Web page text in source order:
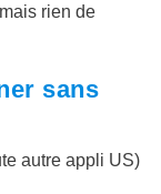
rien de
sans
autre appli US)